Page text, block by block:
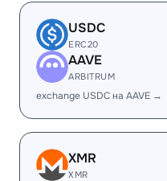
USDC
ERC20
AAVE
ARBITRUM
exchange USDC на AAVE →
XMR
XMR